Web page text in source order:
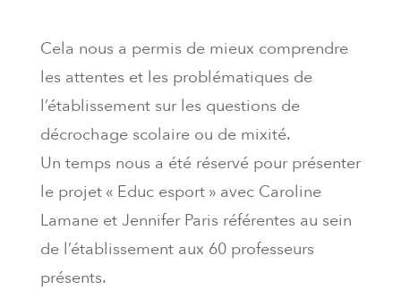
Cela nous a permis de mieux comprendre
les attentes et les problématiques de
l’établissement sur les questions de
décrochage scolaire ou de mixité.
Un temps nous a été réservé pour présenter
le projet « Educ esport » avec Caroline
Lamane et Jennifer Paris référentes au sein
de l’établissement aux 60 professeurs
présents.